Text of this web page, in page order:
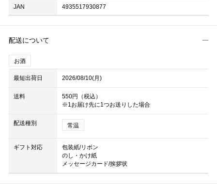
JAN 4935517930877
配送について
お酒
最短出荷日 2026/08/10(月)
送料
550円（税込）
※1お届け先に1つお送りした場合
配送種別 常温
ギフト対応
包装紙/リボン
のし・かけ紙
メッセージカード/挨拶状